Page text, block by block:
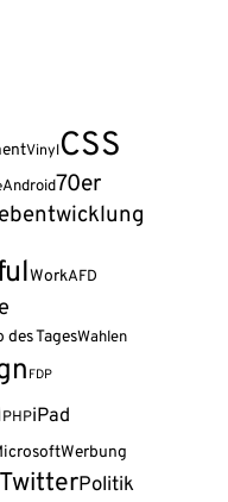
VinylCSS
Android70er
WorkAFD
des TagesWahlen
FDP
PHPiPad
Werbung
TwitterPolitik